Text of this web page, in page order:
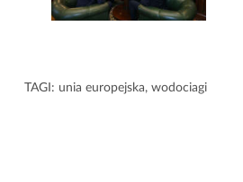
TAGI: unia europejska, wodociagi